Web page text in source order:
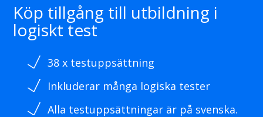
Köp tillgång till utbildning i
logiskt test
38 x testuppsättning
Inkluderar många logiska tester
Alla testuppsättningar är på svenska.